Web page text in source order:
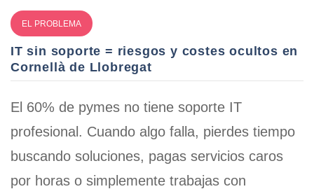
EL PROBLEMA
IT sin soporte = riesgos y costes ocultos en
Cornellà de Llobregat
El 60% de pymes no tiene soporte IT
profesional. Cuando algo falla, pierdes tiempo
buscando soluciones, pagas servicios caros
por horas o simplemente trabajas con